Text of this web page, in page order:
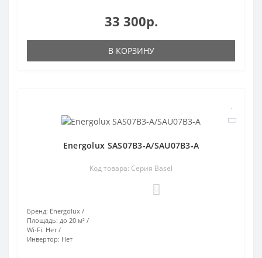
33 300р.
В КОРЗИНУ
Energolux SAS07B3-A/SAU07B3-A
Код товара: Серия Basel
Бренд: Energolux
Площадь: до 20 м²
Wi-Fi: Нет
Инвертор: Нет